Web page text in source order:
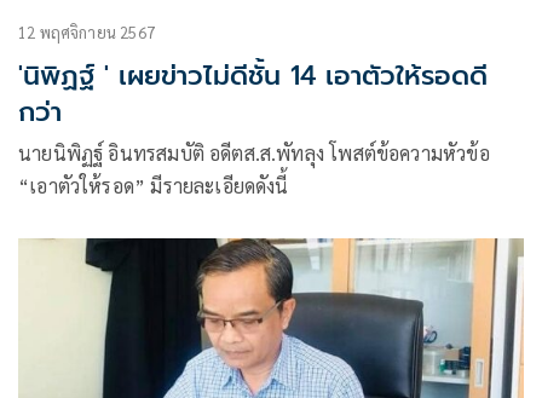
12 พฤศจิกายน 2567
'นิพิฏฐ์ ' เผยข่าวไม่ดีชั้น 14 เอาตัวให้รอดดี
กว่า
นายนิพิฏฐ์ อินทรสมบัติ อดีตส.ส.พัทลุง โพสต์ข้อความหัวข้อ
“เอาตัวให้รอด” มีรายละเอียดดังนี้